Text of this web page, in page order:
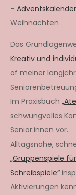
–
Weihnachten
Das
Kreativ und
of meiner
Im Praxisbuch
schwungvolles
Senior:innen vor.
Alltagsnahe,
„Gruppenspiele
Schreibspiele“
Aktivierungen